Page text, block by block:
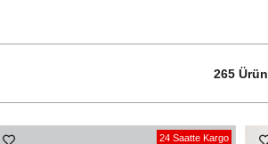
265 Ürün
24 Saatte Kargo